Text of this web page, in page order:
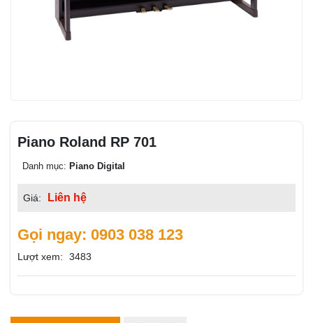
Piano Roland RP 701
Danh mục: Piano Digital
Giá: Liên hệ
Gọi ngay: 0903 038 123
Lượt xem: 3483